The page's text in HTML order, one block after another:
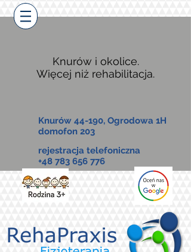
Knurów i okolice.
Więcej niż rehabilitacja.
Knurów 44-190, Ogrodowa 1H
domofon 203
rejestracja telefoniczna
+48 783 656 776